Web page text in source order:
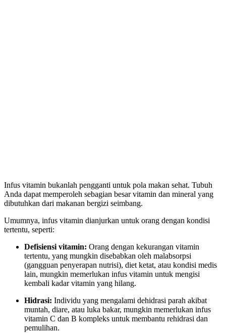
Infus vitamin bukanlah pengganti untuk pola makan sehat. Tubuh
Anda dapat memperoleh sebagian besar vitamin dan mineral yang
dibutuhkan dari makanan bergizi seimbang.
Umumnya, infus vitamin dianjurkan untuk orang dengan kondisi
tertentu, seperti:
Defisiensi vitamin: Orang dengan kekurangan vitamin
tertentu, yang mungkin disebabkan oleh malabsorpsi
(gangguan penyerapan nutrisi), diet ketat, atau kondisi medis
lain, mungkin memerlukan infus vitamin untuk mengisi
kembali kadar vitamin yang hilang.
Hidrasi: Individu yang mengalami dehidrasi parah akibat
muntah, diare, atau luka bakar, mungkin memerlukan infus
vitamin C dan B kompleks untuk membantu rehidrasi dan
pemulihan.